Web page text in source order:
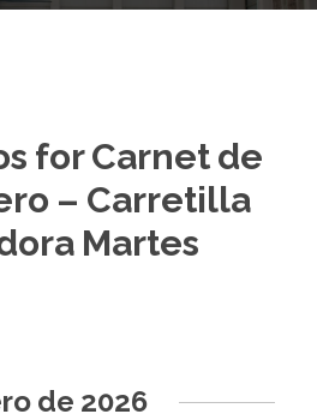
for Carnet de
– Carretilla
Martes
de 2026